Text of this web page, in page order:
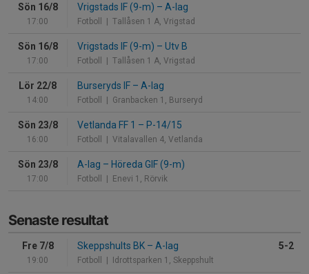
Sön 16/8
17:00
Vrigstads IF (9-m) – A-lag
Fotboll | Tallåsen 1 A, Vrigstad
Sön 16/8
17:00
Vrigstads IF (9-m) – Utv B
Fotboll | Tallåsen 1 A, Vrigstad
Lör 22/8
14:00
Burseryds IF – A-lag
Fotboll | Granbacken 1, Burseryd
Sön 23/8
16:00
Vetlanda FF 1 – P-14/15
Fotboll | Vitalavallen 4, Vetlanda
Sön 23/8
17:00
A-lag – Höreda GIF (9-m)
Fotboll | Enevi 1, Rörvik
Senaste resultat
Fre 7/8
19:00
Skeppshults BK – A-lag
Fotboll | Idrottsparken 1, Skeppshult
5-2